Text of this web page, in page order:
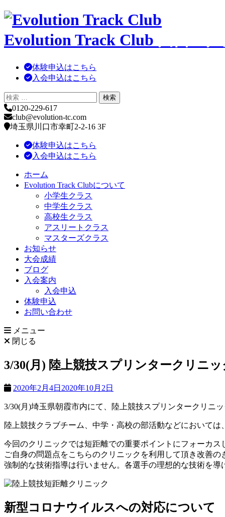
コ
テ
ン
Evolution Track Club
体験申込はこちら
入会申込はこちら
0120-229-617
club@evolution-tc.com
埼玉県川口市幸町2-2-16 3F
体験申込はこちら
入会申込はこちら
ホーム
Evolution Track Clubについて
小学生クラス
中学生クラス
高校生クラス
アスリートクラス
マスターズクラス
お知らせ
大会成績
ブログ
入会案内
入会申込
体験申込
お問い合わせ
メニュー
閉じる
3/30(月) 陸上競技スプリンタークリニ
2020年2月4日 2020年10月2日
3/30(月)埼玉県朝霞市内にて、陸上競技スプリンタークリニッ
陸上競技クラブチーム、中学・高校の部活動などにおいて
今回のクリニックでは短距離での重要ポイントにフォーカス
ご自身の問題点をこちらのクリニックを利用して頂き改善の
強制的な技術指導は行いません。各選手の理想的な技術を導
新型コロナウイルスへの対応について